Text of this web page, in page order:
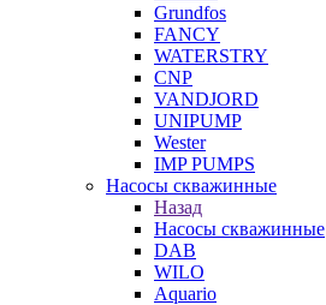
Grundfos
FANCY
WATERSTRY
CNP
VANDJORD
UNIPUMP
Wester
IMP PUMPS
Насосы скважинные
Назад
Насосы скважинные
DAB
WILO
Aquario